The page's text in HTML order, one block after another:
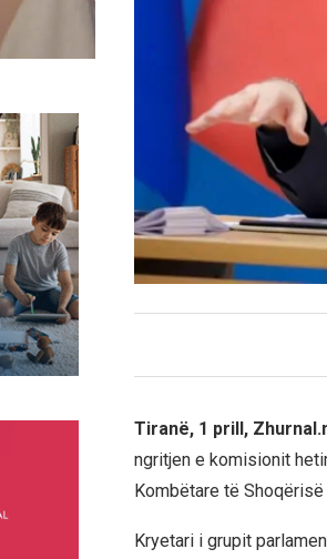
Tiranë, 1 prill,
ngritjen e komisionit
Kombëtare të
Kryetari i grupit